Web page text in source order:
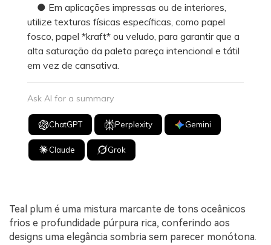
● Em aplicações impressas ou de interiores,
utilize texturas físicas específicas, como papel
fosco, papel *kraft* ou veludo, para garantir que a
alta saturação da paleta pareça intencional e tátil
em vez de cansativa.
Ask AI for a summary
ChatGPT Perplexity Gemini
Claude Grok
Teal plum é uma mistura marcante de tons oceânicos
frios e profundidade púrpura rica, conferindo aos
designs uma elegância sombria sem parecer monótona.